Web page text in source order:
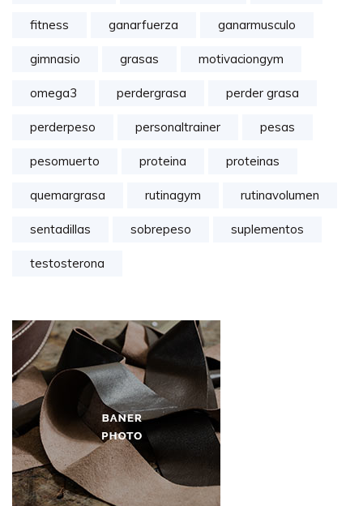
fitness ganarfuerza ganarmusculo
gimnasio grasas motivaciongym
omega3 perdergrasa perder grasa
perderpeso personaltrainer pesas
pesomuerto proteina proteinas
quemargrasa rutinagym rutinavolumen
sentadillas sobrepeso suplementos
testosterona